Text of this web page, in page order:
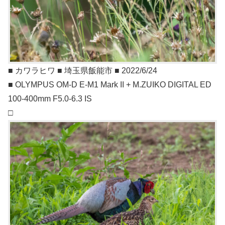
■ カワラヒワ ■ 埼玉県飯能市 ■ 2022/6/24
■ OLYMPUS OM-D E-M1 Mark II + M.ZUIKO DIGITAL ED
100-400mm F5.0-6.3 IS
□